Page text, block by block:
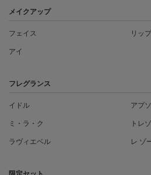
メイクアップ
フェイス リッ
アイ
フレグランス
イドル アプ
ミ・ラ・ク トレ
ラヴィエベル レ ゾ